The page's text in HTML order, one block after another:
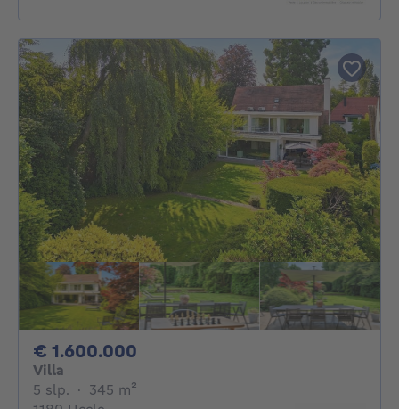
€ 1.600.000
Villa
5 slp. 5 slaapkamers
· 345 m²